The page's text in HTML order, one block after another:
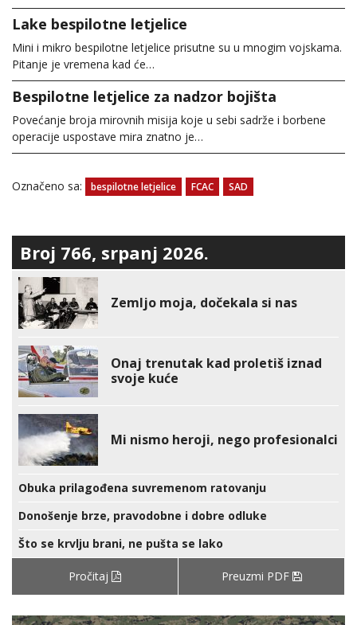
Lake bespilotne letjelice
Mini i mikro bespilotne letjelice prisutne su u mnogim vojskama.
Pitanje je vremena kad će…
Bespilotne letjelice za nadzor bojišta
Povećanje broja mirovnih misija koje u sebi sadrže i borbene
operacije uspostave mira znatno je…
Označeno sa: bespilotne letjelice FCAC SAD
Broj 766, srpanj 2026.
Zemljo moja, dočekala si nas
Onaj trenutak kad proletiš iznad
svoje kuće
Mi nismo heroji, nego profesionalci
Obuka prilagođena suvremenom ratovanju
Donošenje brze, pravodobne i dobre odluke
Što se krvlju brani, ne pušta se lako
Pročitaj Preuzmi PDF